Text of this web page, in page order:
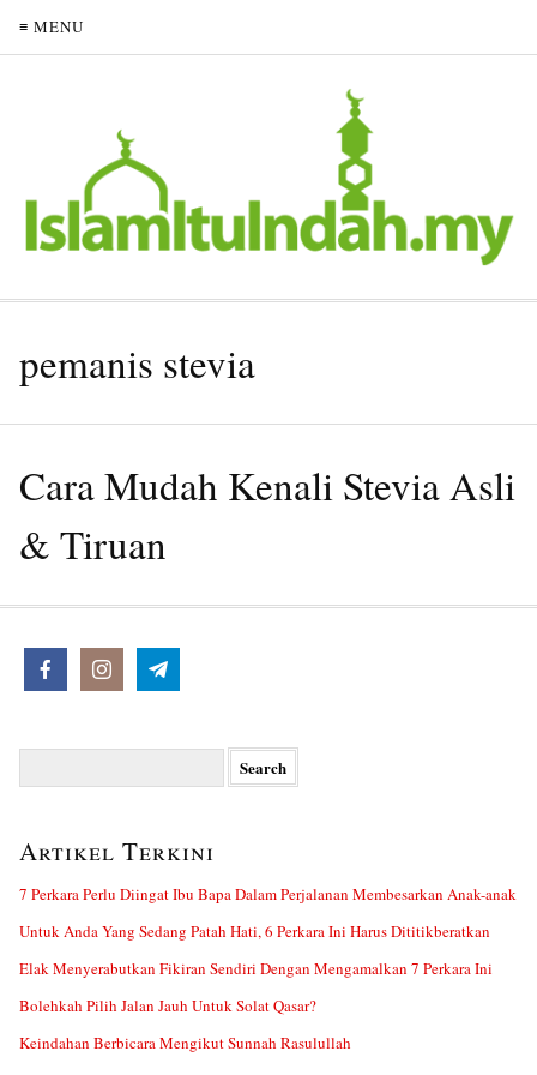
≡ MENU
pemanis stevia
Cara Mudah Kenali Stevia Asli
& Tiruan
Artikel Terkini
7 Perkara Perlu Diingat Ibu Bapa Dalam Perjalanan Membesarkan Anak-anak
Untuk Anda Yang Sedang Patah Hati, 6 Perkara Ini Harus Dititikberatkan
Elak Menyerabutkan Fikiran Sendiri Dengan Mengamalkan 7 Perkara Ini
Bolehkah Pilih Jalan Jauh Untuk Solat Qasar?
Keindahan Berbicara Mengikut Sunnah Rasulullah